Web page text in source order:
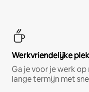
Werkvriendelijke
Ga je voor je werk
lange termijn met